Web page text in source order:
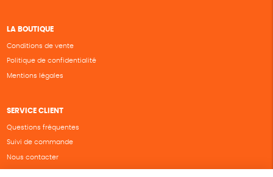
LA BOUTIQUE
Conditions de vente
Politique de confidentialité
Mentions légales
SERVICE CLIENT
Questions fréquentes
Suivi de commande
Nous contacter